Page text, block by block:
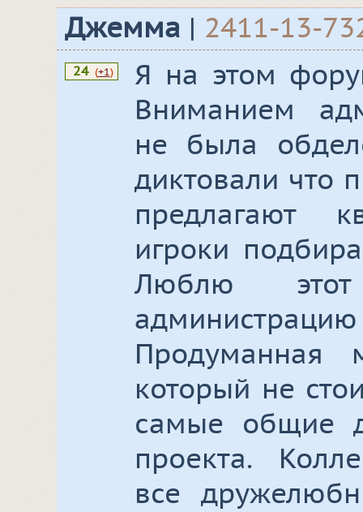
Джемма | 2411-13-
24 (+1)
Я на этом
Вниманием
не была
диктовали что
предлагают
игроки
Люблю
Продуманная
который не
самые общие
проекта.
все